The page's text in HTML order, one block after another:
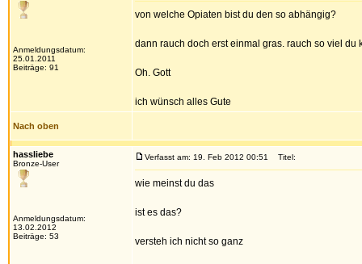
Anmeldungsdatum:
25.01.2011
Beiträge: 91
von welche Opiaten bist du den so abhängig?
dann rauch doch erst einmal gras. rauch so viel du
Oh. Gott
ich wünsch alles Gute
Nach oben
hassliebe
Bronze-User
Anmeldungsdatum:
13.02.2012
Beiträge: 53
Verfasst am: 19. Feb 2012 00:51 Titel:
wie meinst du das
ist es das?
versteh ich nicht so ganz